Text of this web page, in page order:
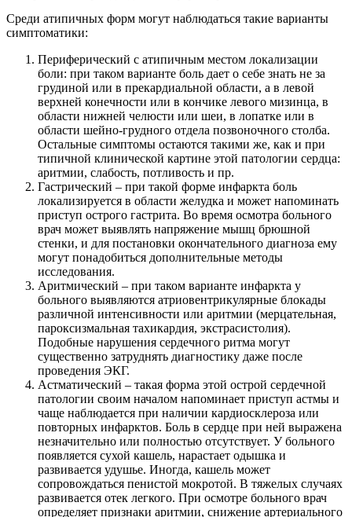
Среди атипичных форм могут наблюдаться такие варианты
симптоматики:
Периферический с атипичным местом локализации
боли: при таком варианте боль дает о себе знать не за
грудиной или в прекардиальной области, а в левой
верхней конечности или в кончике левого мизинца, в
области нижней челюсти или шеи, в лопатке или в
области шейно-грудного отдела позвоночного столба.
Остальные симптомы остаются такими же, как и при
типичной клинической картине этой патологии сердца:
аритмии, слабость, потливость и пр.
Гастрический – при такой форме инфаркта боль
локализируется в области желудка и может напоминать
приступ острого гастрита. Во время осмотра больного
врач может выявлять напряжение мышц брюшной
стенки, и для постановки окончательного диагноза ему
могут понадобиться дополнительные методы
исследования.
Аритмический – при таком варианте инфаркта у
больного выявляются атриовентрикулярные блокады
различной интенсивности или аритмии (мерцательная,
пароксизмальная тахикардия, экстрасистолия).
Подобные нарушения сердечного ритма могут
существенно затруднять диагностику даже после
проведения ЭКГ.
Астматический – такая форма этой острой сердечной
патологии своим началом напоминает приступ астмы и
чаще наблюдается при наличии кардиосклероза или
повторных инфарктов. Боль в сердце при ней выражена
незначительно или полностью отсутствует. У больного
появляется сухой кашель, нарастает одышка и
развивается удушье. Иногда, кашель может
сопровождаться пенистой мокротой. В тяжелых случаях
развивается отек легкого. При осмотре больного врач
определяет признаки аритмии, снижение артериального